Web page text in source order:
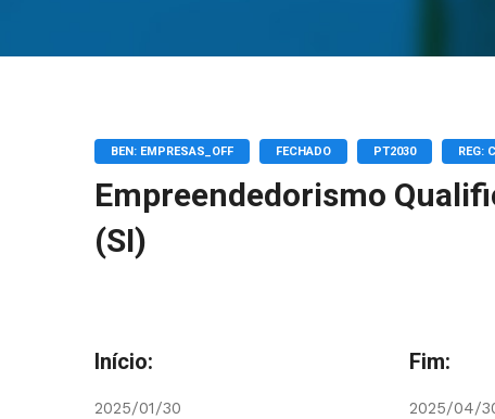
BEN: EMPRESAS_OFF FECHADO PT2030 REG:
Empreendedorismo
(SI)
Início:
2025/01/30
Fim:
2025/04/